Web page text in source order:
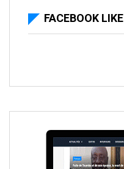
FACEBOOK